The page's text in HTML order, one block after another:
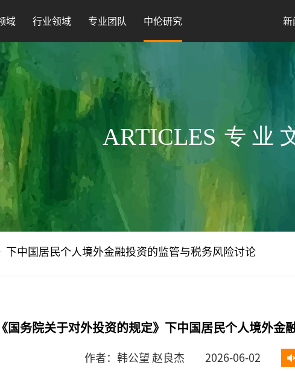
域 行业领域 专业团队 中伦研究 新
ARTICLES 专业
下中国居民个人境外金融投资的监管与税务风险讨论
《国务院关于对外投资的规定》下中国居民个人境外金
作者：韩公望 赵良杰 2026-06-02